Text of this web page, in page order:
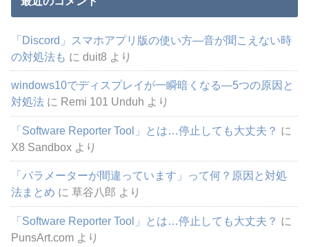
「Discord」スマホアプリ版の使い方―音が聞こえない時
の対処法も にduit8 より
windows10でディスプレイが一瞬暗くなる―5つの原因と
対処法 に Remi 101 Unduh より
「Software Reporter Tool」とは…停止しても大丈夫？ に
X8 Sandbox より
「パラメーターが間違っています」って何？原因と対処
法まとめ に草谷八郎 より
「Software Reporter Tool」とは…停止しても大丈夫？ に
PunsArt.com より